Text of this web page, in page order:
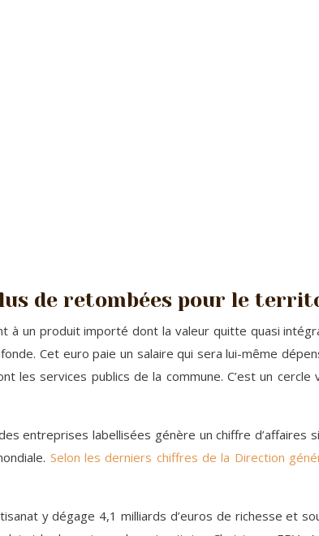
de retombées pour le
à un produit importé dont la valeur quitte quasi
Cet euro paie un salaire qui sera lui-même
services publics de la commune. C’est un cercle
entreprises labellisées génère un chiffre d’affaires
Selon les derniers chiffres de la Direction
y dégage 4,1 milliards d’euros de richesse et